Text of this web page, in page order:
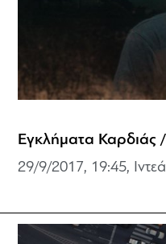
Εγκλήματα Καρδιάς
29/9/2017, 19:45,